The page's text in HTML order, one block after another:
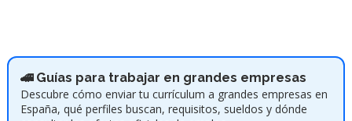
🚄 Guías para trabajar en grandes empresas
Descubre cómo enviar tu currículum a grandes empresas en
España, qué perfiles buscan, requisitos, sueldos y dónde